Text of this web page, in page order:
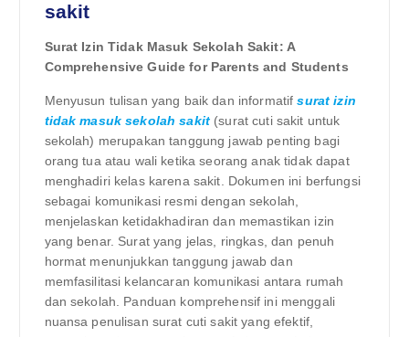
sakit
Surat Izin Tidak Masuk Sekolah Sakit: A
Comprehensive Guide for Parents and Students
Menyusun tulisan yang baik dan informatifsurat izin
tidak masuk sekolah sakit (surat cuti sakit untuk
sekolah) merupakan tanggung jawab penting bagi
orang tua atau wali ketika seorang anak tidak dapat
menghadiri kelas karena sakit. Dokumen ini berfungsi
sebagai komunikasi resmi dengan sekolah,
menjelaskan ketidakhadiran dan memastikan izin
yang benar. Surat yang jelas, ringkas, dan penuh
hormat menunjukkan tanggung jawab dan
memfasilitasi kelancaran komunikasi antara rumah
dan sekolah. Panduan komprehensif ini menggali
nuansa penulisan surat cuti sakit yang efektif,